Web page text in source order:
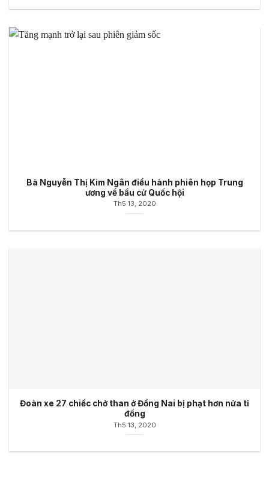
Bà Nguyễn Thị Kim Ngân điều hành phiên họp Trung
ương về bầu cử Quốc hội
Th5 13, 2020
Đoàn xe 27 chiếc chở than ở Đồng Nai bị phạt hơn nửa tỉ
đồng
Th5 13, 2020